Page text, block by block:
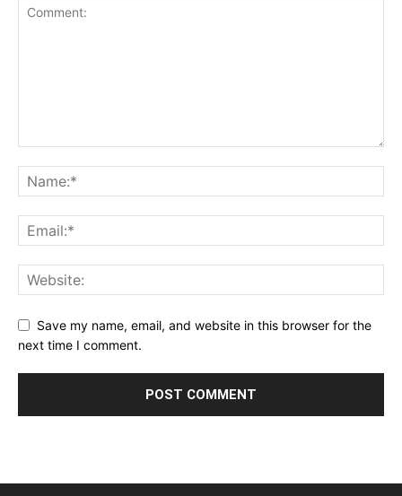
Save my name, email, and website in this browser for the
next time I comment.